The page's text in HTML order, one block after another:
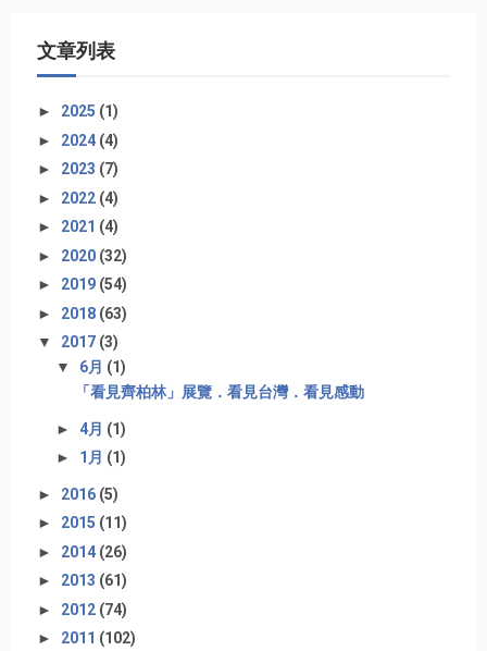
文章列表
► 2025 (1)
► 2024 (4)
► 2023 (7)
► 2022 (4)
► 2021 (4)
► 2020 (32)
► 2019 (54)
► 2018 (63)
▼ 2017 (3)
▼ 6月 (1)
「看見齊柏林」展覽．看見台灣．看見感動
► 4月 (1)
► 1月 (1)
► 2016 (5)
► 2015 (11)
► 2014 (26)
► 2013 (61)
► 2012 (74)
► 2011 (102)